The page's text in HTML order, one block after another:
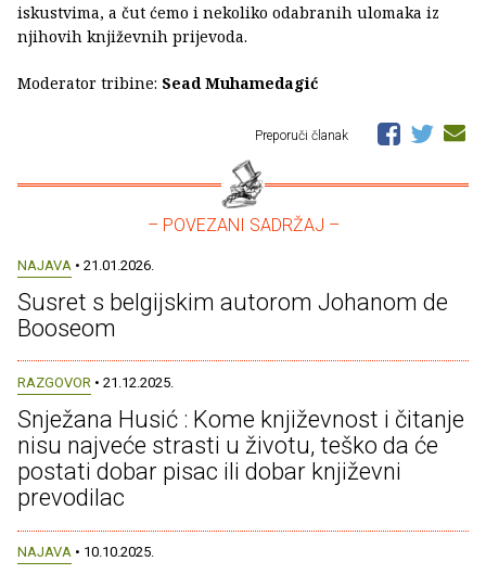
iskustvima, a čut ćemo i nekoliko odabranih ulomaka iz
njihovih književnih prijevoda.
Moderator tribine: Sead Muhamedagić
Preporuči članak
– POVEZANI SADRŽAJ –
NAJAVA • 21.01.2026.
Susret s belgijskim autorom Johanom de
Booseom
RAZGOVOR • 21.12.2025.
Snježana Husić : Kome književnost i čitanje
nisu najveće strasti u životu, teško da će
postati dobar pisac ili dobar književni
prevodilac
NAJAVA • 10.10.2025.